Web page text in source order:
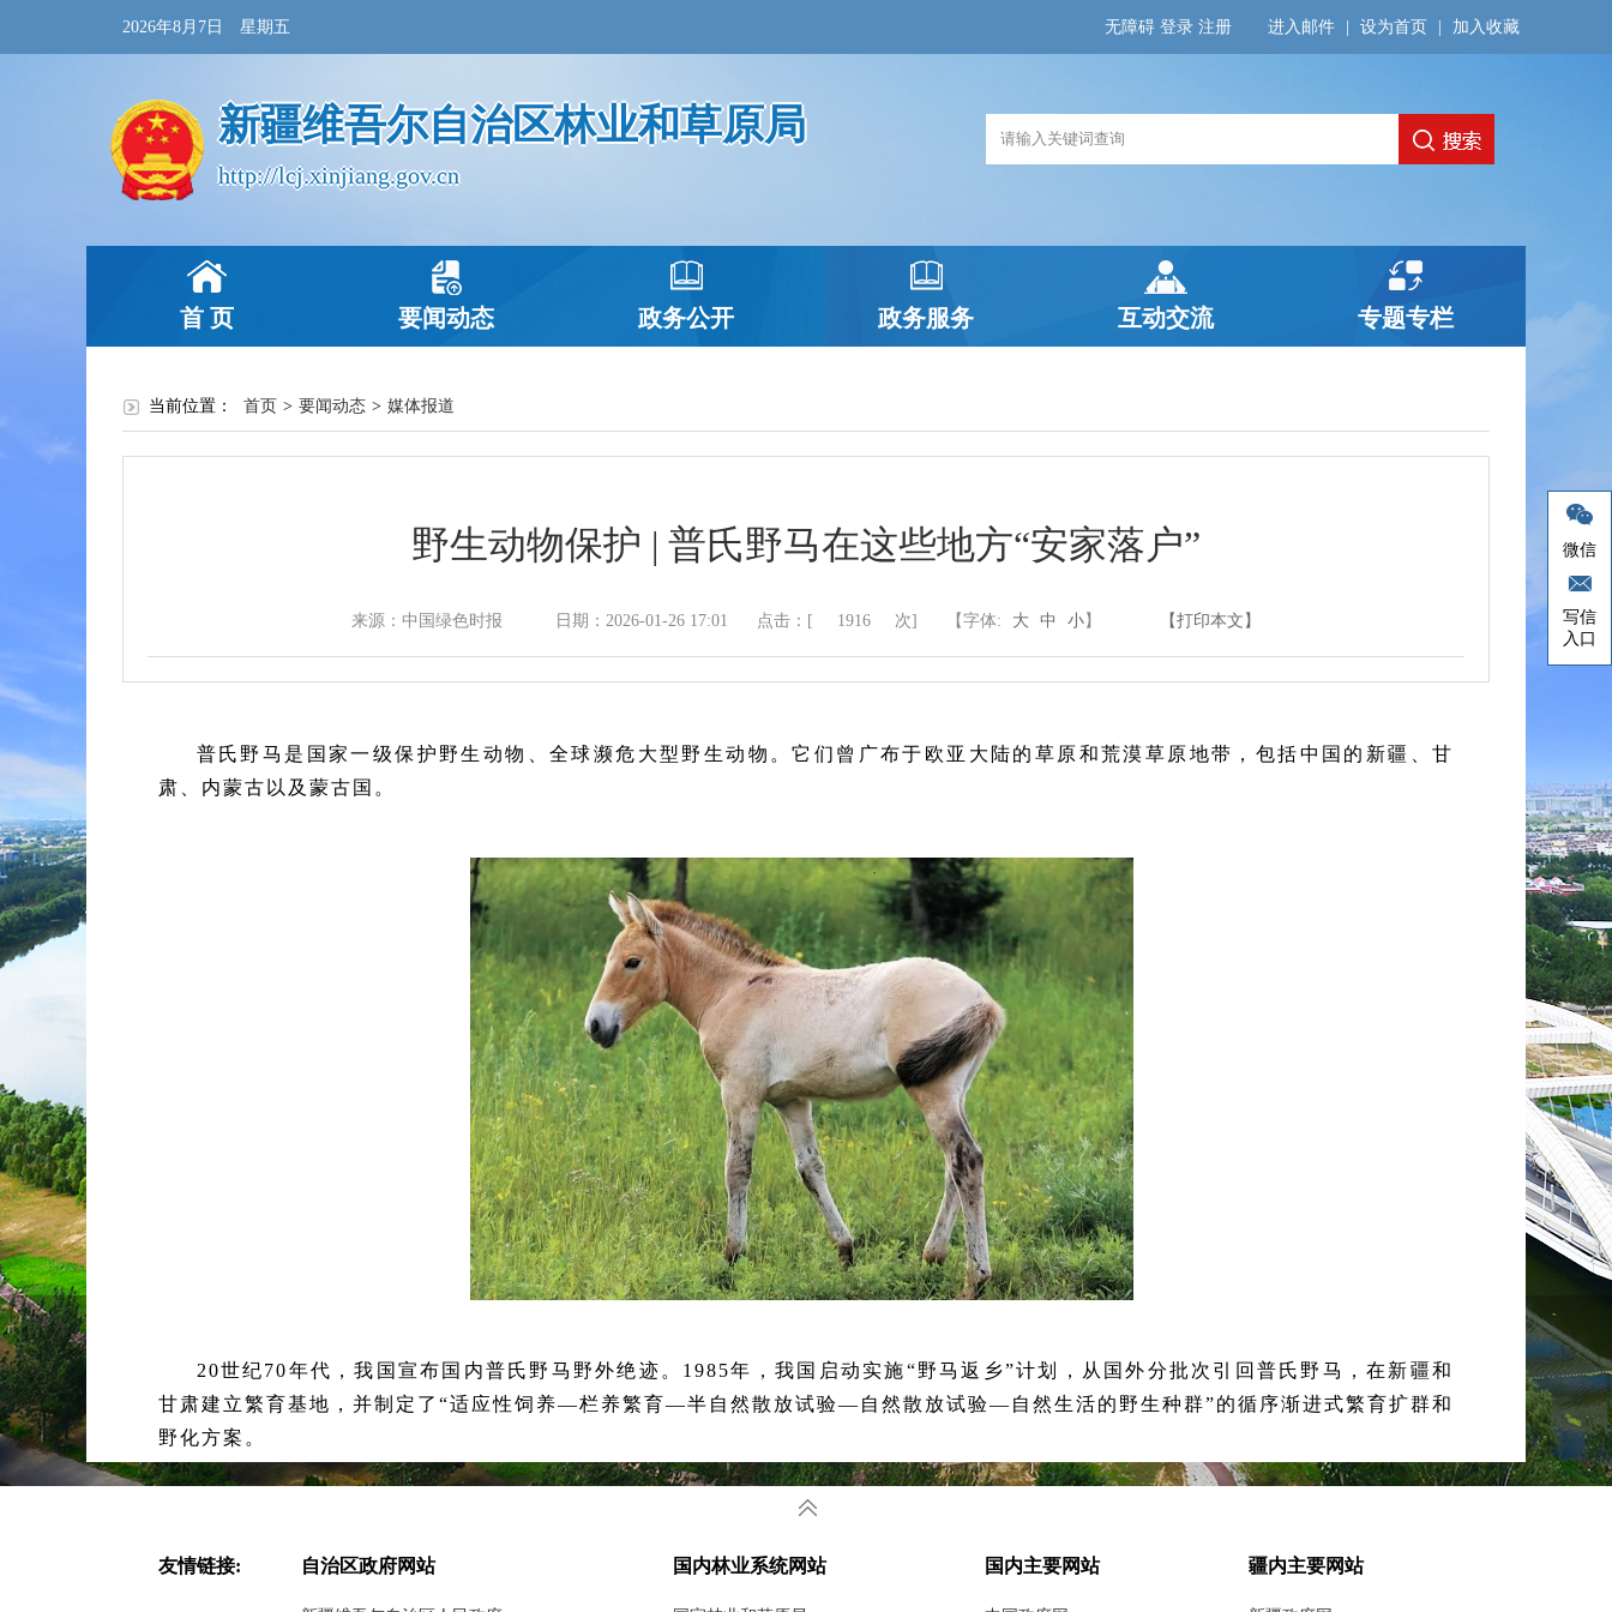
微信
写信
入口
2026年8月7日 星期五 进入邮件 设为首页 加入收藏
无障碍 登录 注册
新疆维吾尔自治区林业和草原局
http://lcj.xinjiang.gov.cn
首 页 要闻动态 政务公开 政务服务 互动交流 专题专栏
当前位置： 首页 > 要闻动态 > 媒体报道
野生动物保护 | 普氏野马在这些地方“安家落户”
来源：中国绿色时报 日期：2026-01-26 17:01 点击：[ 1916 次] 【字体: 大 中 小 】 【打印本文】
普氏野马是国家一级保护野生动物、全球濒危大型野生动物。它们曾广布于欧亚大陆的草原和荒漠草原地带，包括中国的新疆、甘
肃、内蒙古以及蒙古国。
20世纪70年代，我国宣布国内普氏野马野外绝迹。1985年，我国启动实施“野马返乡”计划，从国外分批次引回普氏野马，在新疆和
甘肃建立繁育基地，并制定了“适应性饲养—栏养繁育—半自然散放试验—自然散放试验—自然生活的野生种群”的循序渐进式繁育扩群和
野化方案。
40余载接力守护，普氏野马已成功在新疆、甘肃、内蒙古、宁夏繁衍生息和野化放归，四地种群数量总计达860余匹。
友情链接: 自治区政府网站 国内林业系统网站 国内主要网站 疆内主要网站